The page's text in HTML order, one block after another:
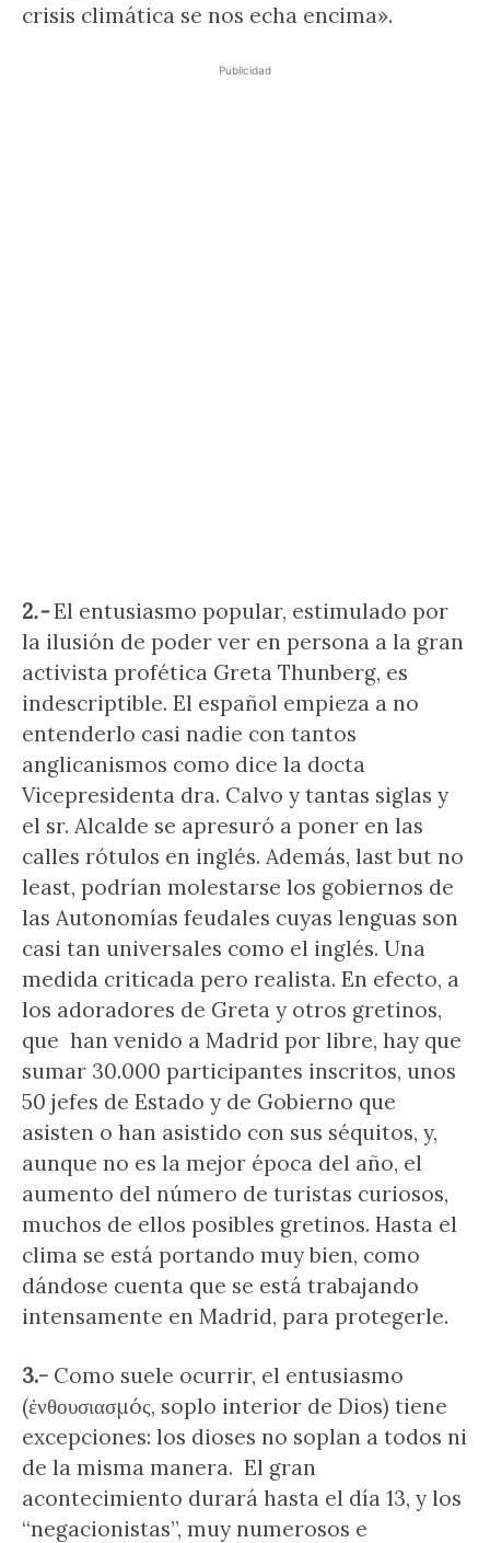
crisis climática se nos echa encima».
Publicidad
2.-El entusiasmo popular, estimulado por
la ilusión de poder ver en persona a la gran
activista profética Greta Thunberg, es
indescriptible. El español empieza a no
entenderlo casi nadie con tantos
anglicanismos como dice la docta
Vicepresidenta dra. Calvo y tantas siglas y
el sr. Alcalde se apresuró a poner en las
calles rótulos en inglés. Además, last but no
least, podrían molestarse los gobiernos de
las Autonomías feudales cuyas lenguas son
casi tan universales como el inglés. Una
medida criticada pero realista. En efecto, a
los adoradores de Greta y otros gretinos,
que han venido a Madrid por libre, hay que
sumar 30.000 participantes inscritos, unos
50 jefes de Estado y de Gobierno que
asisten o han asistido con sus séquitos, y,
aunque no es la mejor época del año, el
aumento del número de turistas curiosos,
muchos de ellos posibles gretinos. Hasta el
clima se está portando muy bien, como
dándose cuenta que se está trabajando
intensamente en Madrid, para protegerle.
3.- Como suele ocurrir, el entusiasmo
(ἐνθουσιασμóς, soplo interior de Dios) tiene
excepciones: los dioses no soplan a todos ni
de la misma manera. El gran
acontecimiento durará hasta el día 13, y los
“negacionistas”, muy numerosos e